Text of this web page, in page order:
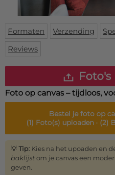
Vloermat
Skateboard deck
Inloggen
WhatsApp
Formaten Verzending
Reviews
Foto op canvas – tijdloos,
Bestel jefoto op
(1) Foto(s) uploaden · (2)
💡Tip: Kies na het upoaden en
baklijstom je canvas een
geven.